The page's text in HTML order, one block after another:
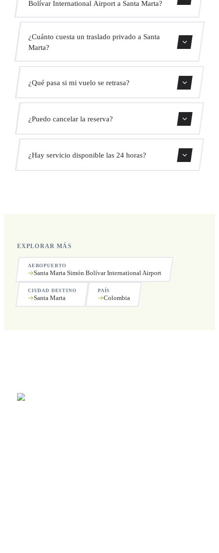
Bolívar International Airport a Santa Marta?
¿Cuánto cuesta un traslado privado a Santa
Marta?
Usa nuestro formulario de reserva para obtener un precio
fijo al instante. Sin cargos ocultos.
¿Qué pasa si mi vuelo se retrasa?
conductor ajustará automáticamente la hora de recogida
sin coste adicional.
¿Puedo cancelar la reserva?
recogida.
¿Hay servicio disponible las 24 horas?
EXPLORAR MÁS
AEROPUERTO
Santa Marta Simón Bolívar International Airport
CIUDAD DESTINO
Santa Marta
PAÍS
Colombia